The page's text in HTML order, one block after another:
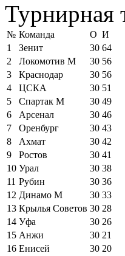
Турнирная
№ Команда О И
1
Зенит 30 64
2
Локомотив М 30 56
3
Краснодар 30 56
4
ЦСКА 30 51
5
Спартак М 30 49
6
Арсенал 30 46
7
Оренбург 30 43
8
Ахмат 30 42
9
Ростов 30 41
10 Урал 30 38
11 Рубин 30 36
12 Динамо М 30 33
13 Крылья Советов 30 28
14 Уфа 30 26
15 Анжи 30 21
16 Енисей 30 20